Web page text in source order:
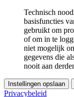
Technisch
basisfuncties
gebruikt om
of om in te
niet mogelijk
gegevens die
nooit aan
Instellingen opslaan
Privacybeleid